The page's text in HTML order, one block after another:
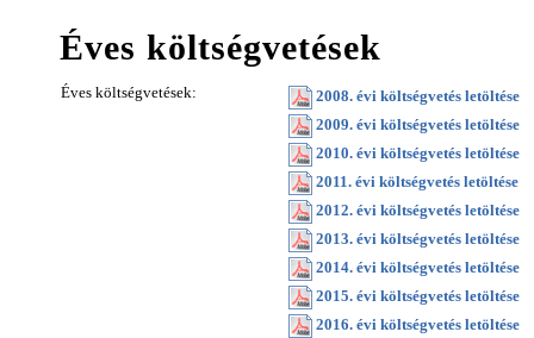
Éves költségvetések
Éves költségvetések:
2008. évi költségvetés letöltése
2009. évi költségvetés letöltése
2010. évi költségvetés letöltése
2011. évi költségvetés letöltése
2012. évi költségvetés letöltése
2013. évi költségvetés letöltése
2014. évi költségvetés letöltése
2015. évi költségvetés letöltése
2016. évi költségvetés letöltése